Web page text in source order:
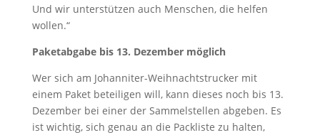
Und wir unterstützen auch Menschen, die helfen
wollen.“
Paketabgabe bis 13. Dezember möglich
Wer sich am Johanniter-Weihnachtstrucker mit
einem Paket beteiligen will, kann dieses noch bis 13.
Dezember bei einer der Sammelstellen abgeben. Es
ist wichtig, sich genau an die Packliste zu halten,